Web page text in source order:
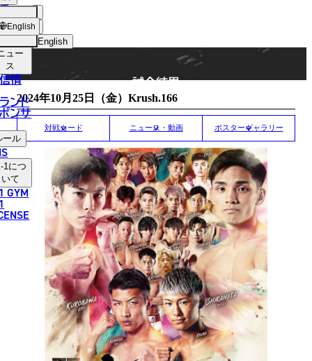
English
한국어
中文（简体）
中文（繁體）
ไทย
العربية
ョッ
プ
ュー
ス
情
ンド
ンサ
ール
1につ
いて
GYM
English MATCH RESULT
試合結果
2024年10月25日（金）Krush.166
対戦カード ニュース・動画 ポスターギャラリー